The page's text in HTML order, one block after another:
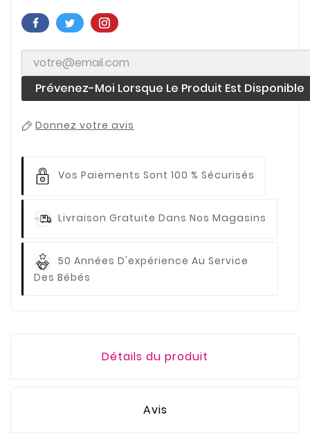
Prévenez-Moi Lorsque Le Produit Est Disponible
Donnez votre avis
Vos Paiements Sont 100 % Sécurisés
Livraison Gratuite Dans Nos Magasins
50 Années D'expérience Au Service
Des Bébés
Détails du produit
Avis